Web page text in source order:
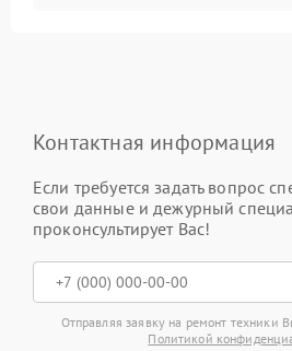
Контактная информация
Если требуется задать вопрос
свои данные и дежурный
проконсультирует Вас!
Отправляя заявку на ремонт техники
Политикой